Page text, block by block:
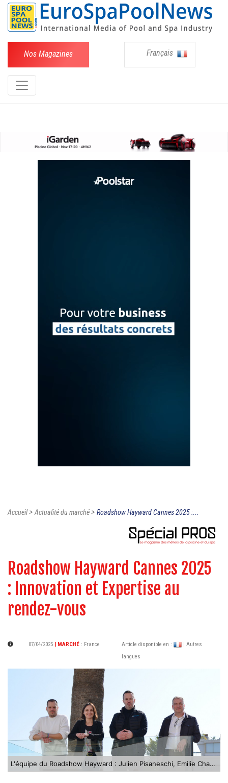
Nos Magazines Français
Accueil>Actualité du marché> Roadshow Hayward Cannes 2025 :...
Roadshow Hayward Cannes 2025
: Innovation et Expertise au
rendez-vous
07/04/2025 | MARCHÉ : France Article disponible en :
| Autres
langues
L'équipe du Roadshow Hayward : Julien Pisaneschi, Emilie Chavet, Vincent Bianciotto et Patrice Martin